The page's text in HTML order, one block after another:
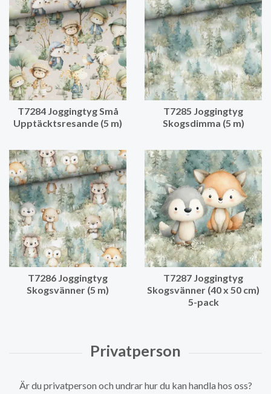
T7284 Joggingtyg Små
Upptäcktsresande (5 m)
T7285 Joggingtyg
Skogsdimma (5 m)
T7286 Joggingtyg
Skogsvänner (5 m)
T7287 Joggingtyg
Skogsvänner (40 x 50 cm)
5-pack
Är du privatperson och undrar hur du kan handla hos oss?